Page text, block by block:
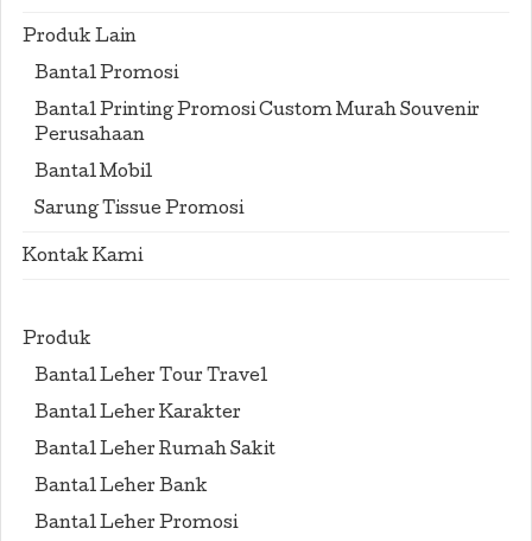
Produk Lain
Bantal Promosi
Bantal Printing Promosi Custom Murah Souvenir
Perusahaan
Bantal Mobil
Sarung Tissue Promosi
Kontak Kami
Produk
Bantal Leher Tour Travel
Bantal Leher Karakter
Bantal Leher Rumah Sakit
Bantal Leher Bank
Bantal Leher Promosi